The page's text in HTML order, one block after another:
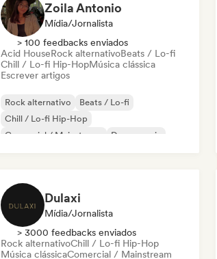
Zoila Antonio
Mídia/Jornalista
> 100 feedbacks enviados
Acid HouseRock alternativoBeats / Lo-fi
Chill / Lo-fi Hip-HopMúsica clássica
Escrever artigos
Rock alternativo
Beats / Lo-fi
Chill / Lo-fi Hip-Hop
Comercial / Mainstream
Dance music
Dulaxi
Mídia/Jornalista
> 3000 feedbacks enviados
Rock alternativoChill / Lo-fi Hip-Hop
Música clássicaComercial / Mainstream